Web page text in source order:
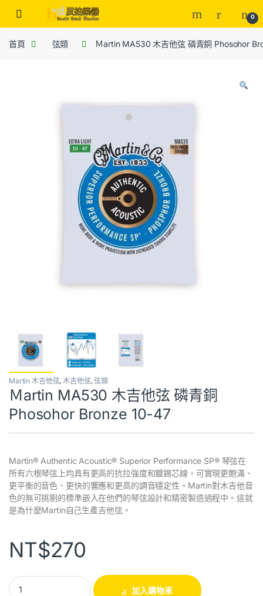
0
首頁 弦類 Ｍartin MA530 木吉他弦 磷青銅 Phosohor
Martin 木吉他弦,木吉他弦,弦類
Ｍartin MA530 木吉他弦 磷青銅
Phosohor Bronze 10-47
Martin® Authentic Acoustic® Superior Performance SP® 琴弦在
所有六根琴弦上均具有更高的抗拉強度和鍍錫芯線，可實現更飽滿、
更平衡的音色、更快的響應和更高的調音穩定性。Martin對木吉他音
色的無可挑剔的標準嵌入在他們的琴弦設計和精密製造過程中。這就
是為什麼Martin自己生產吉他弦。
NT$270
加入購物車